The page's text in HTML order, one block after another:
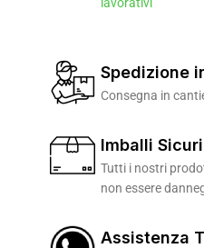
Spedizione
Consegna in
Imballi Sicuri
Tutti i nostri
non essere
Assistenza